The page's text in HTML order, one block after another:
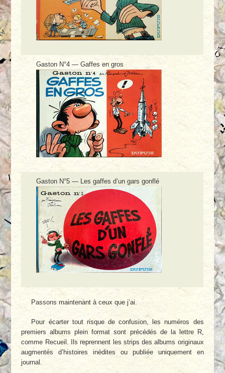
Gaston N°4 — Gaffes en gros
Gaston N°5 — Les gaffes d’un gars gonflé
Passons maintenant à ceux que j’ai.
Pour écarter tout risque de confusion, les numéros des
premiers albums plein format sont précédés de la lettre R,
comme Recueil. Ils reprennent les strips des albums originaux
augmentés d’histoires inédites ou publiée uniquement en
journal.